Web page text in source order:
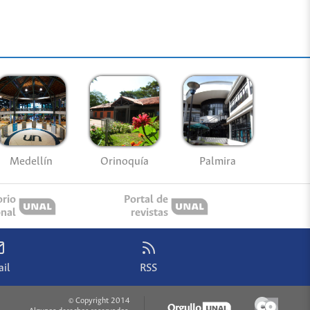
Medellín Orinoquía Palmira
Portal de
revistas
RSS
© Copyright 2014